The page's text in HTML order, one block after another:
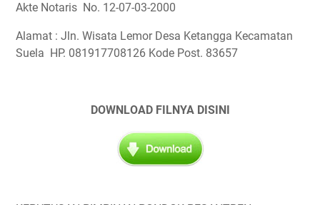
Akte Notaris No. 12-07-03-2000
Alamat : Jln. Wisata Lemor Desa Ketangga Kecamatan
Suela HP. 081917708126 Kode Post. 83657
DOWNLOAD FILNYA DISINI